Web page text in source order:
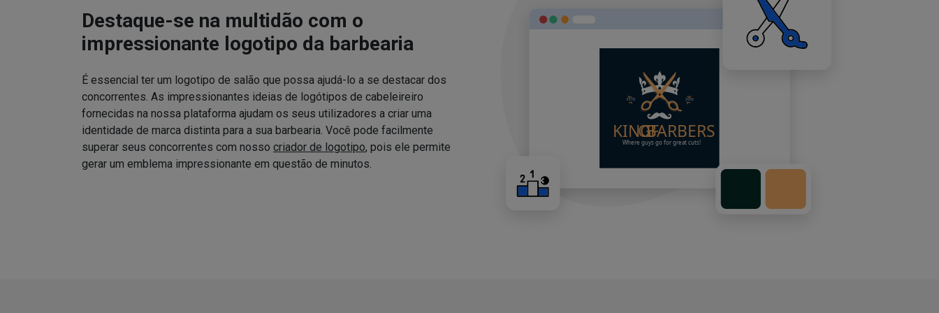
Destaque-se na multidão com o
impressionante logotipo da barbearia
É essencial ter um logotipo de salão que possa ajudá-lo a se destacar dos
concorrentes. As impressionantes ideias de logótipos de cabeleireiro
fornecidas na nossa plataforma ajudam os seus utilizadores a criar uma
identidade de marca distinta para a sua barbearia. Você pode facilmente
superar seus concorrentes com nosso criador de logotipo, pois ele permite
gerar um emblema impressionante em questão de minutos.